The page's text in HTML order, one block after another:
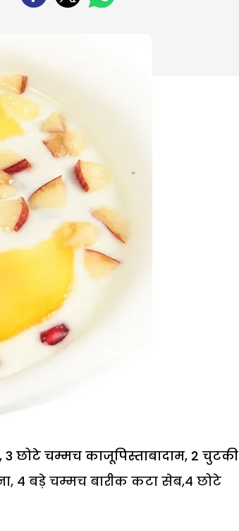
3 छोटे चम्मच काजूपिस्ताबादाम, 2 चुटकी
4 बड़े चम्मच बारीक कटा सेब,4 छोटे